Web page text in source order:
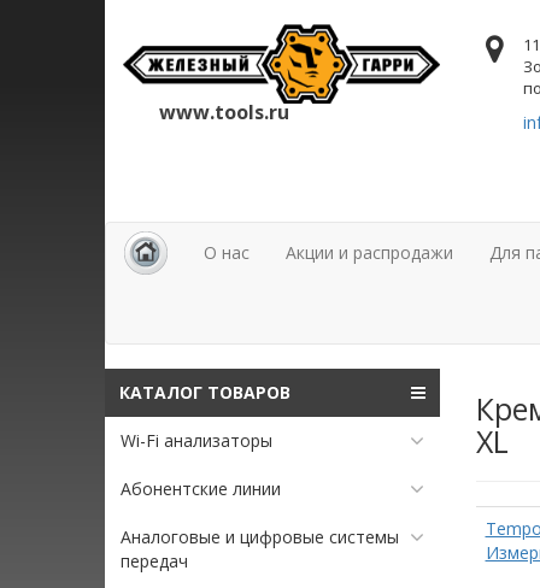
www.tools.ru
О нас Акции и распродажи Для
КАТАЛОГ ТОВАРОВ
Wi-Fi анализаторы
Абонентские линии
Аналоговые и цифровые системы
передач
XL